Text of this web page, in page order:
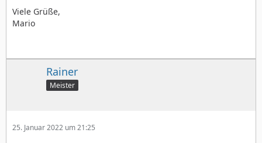
Viele Grüße,
Mario
Rainer
Meister
25. Januar 2022 um 21:25